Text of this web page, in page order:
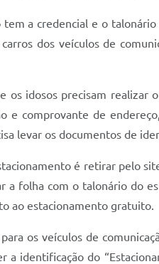
a credencial e o
dos veículos de
os idosos precisam
e comprovante de
levar os documentos de
é retirar pelo
a folha com o talonário do
ao estacionamento gratuito.
os veículos de
identificação do